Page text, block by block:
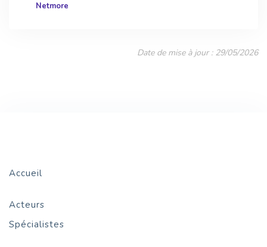
Netmore
Date de mise à jour : 29/05/2026
Accueil
Acteurs
Spécialistes